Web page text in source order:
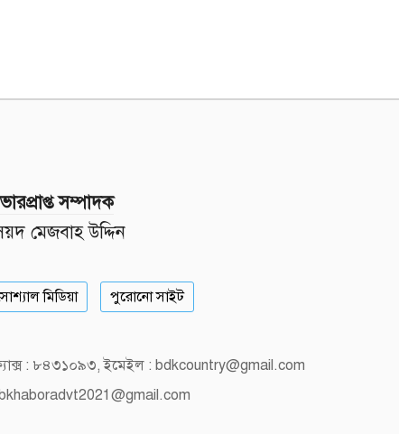
ভারপ্রাপ্ত সম্পাদক
মেজবাহ উদ্দিন
মিডিয়া পুরোনো সাইট
: ৮৪৩১০৯৩, ইমেইল : bdkcountry@gmail.com